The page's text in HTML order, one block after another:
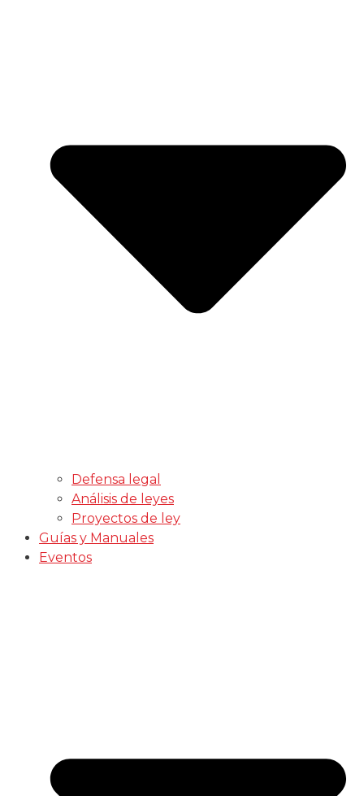
Defensa legal
Análisis de leyes
Proyectos de ley
Guías y Manuales
Eventos